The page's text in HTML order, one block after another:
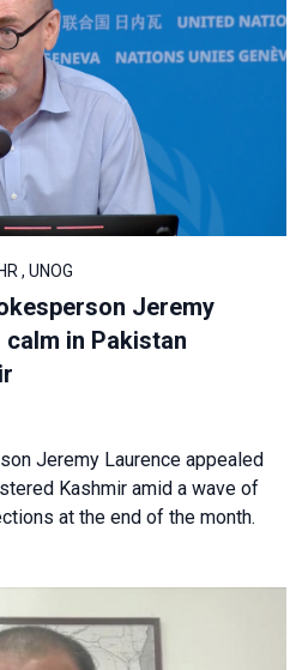
, UNOG
Jeremy
in Pakistan
Jeremy Laurence appealed
Kashmir amid a wave of
at the end of the month.